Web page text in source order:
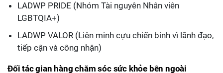
LADWP PRIDE (Nhóm Tài nguyên Nhân viên
LGBTQIA+)
LADWP VALOR (Liên minh cựu chiến binh vì lãnh đạo,
tiếp cận và công nhận)
Đối tác gian hàng chăm sóc sức khỏe bên ngoài